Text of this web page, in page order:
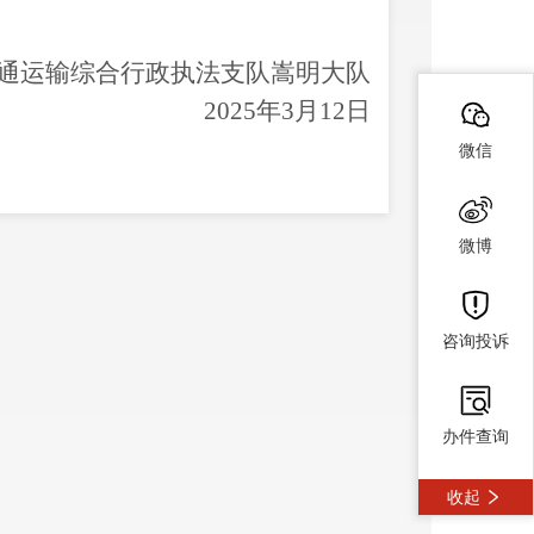
运输综合行政执法支队嵩明大队
2025年3月 12 日
微信
微博
咨询投诉
办件查询
收起